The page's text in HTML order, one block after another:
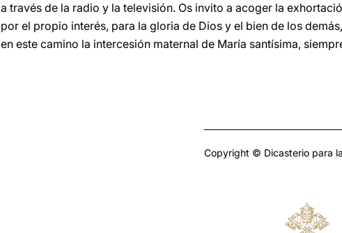
a través de la radio y la televisión. Os invito a acoger la
por el propio interés, para la gloria de Dios y el bien de los
en este camino la intercesión maternal de María santísima,
Copyright © Dicasterio para